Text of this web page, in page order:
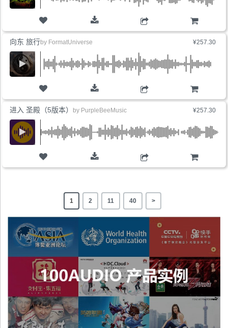
购物车
¥257.30
购物车
向东 旅行by FormatUniverse
¥257.30
购物车
进入 圣殿（5版本） by PurpleBeeMusic
1 2 11 40 >